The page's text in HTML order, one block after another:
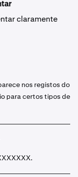
claramente
nos registos do
para certos tipos de